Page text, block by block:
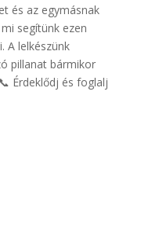
és az egymásnak
segítünk ezen
A lelkészünk
pillanat bármikor
Érdeklődj és foglalj